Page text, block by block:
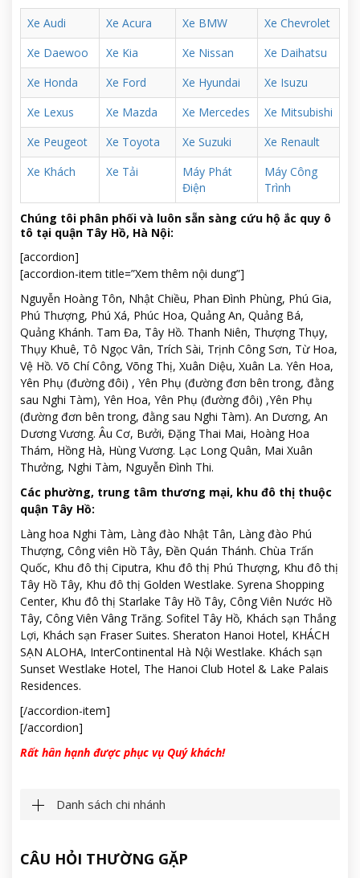
Xe Audi Xe Acura Xe BMW
Xe Chevrolet
Xe Daewoo
Xe Kia Xe Nissan
Xe Daihatsu
Xe Honda
Xe Ford Xe Hyundai
Xe Isuzu
Xe Lexus
Xe Mazda Xe Mercedes
Xe Mitsubishi
Xe Peugeot
Xe Toyota Xe Suzuki
Xe Renault
Xe Khách
Xe Tải
Máy Phát
Điện
Máy Công
Trình
Chúng tôi phân phối và luôn sẵn sàng cứu hộ ắc quy ô
tô tại quận Tây Hồ, Hà Nội:
[accordion]
[accordion-item title=”Xem thêm nội dung”]
Nguyễn Hoàng Tôn, Nhật Chiều, Phan Đình Phùng, Phú Gia,
Phú Thượng, Phú Xá, Phúc Hoa, Quảng An, Quảng Bá,
Quảng Khánh. Tam Đa, Tây Hồ. Thanh Niên, Thượng Thụy,
Thụy Khuê, Tô Ngọc Vân, Trích Sài, Trịnh Công Sơn, Từ Hoa,
Vệ Hồ. Võ Chí Công, Võng Thị, Xuân Diệu, Xuân La. Yên Hoa,
Yên Phụ (đường đôi) , Yên Phụ (đường đơn bên trong, đằng
sau Nghi Tàm), Yên Hoa, Yên Phụ (đường đôi) ,Yên Phụ
(đường đơn bên trong, đằng sau Nghi Tàm). An Dương, An
Dương Vương. Âu Cơ, Bưởi, Đặng Thai Mai, Hoàng Hoa
Thám, Hồng Hà, Hùng Vương. Lạc Long Quân, Mai Xuân
Thưởng, Nghi Tàm, Nguyễn Đình Thi.
Các phường, trung tâm thương mại, khu đô thị thuộc
quận Tây Hồ:
Làng hoa Nghi Tàm, Làng đào Nhật Tân, Làng đào Phú
Thượng, Công viên Hồ Tây, Đền Quán Thánh. Chùa Trấn
Quốc, Khu đô thị Ciputra, Khu đô thị Phú Thượng, Khu đô thị
Tây Hồ Tây, Khu đô thị Golden Westlake. Syrena Shopping
Center, Khu đô thị Starlake Tây Hồ Tây, Công Viên Nước Hồ
Tây, Công Viên Vâng Trăng. Sofitel Tây Hồ, Khách sạn Thắng
Lợi, Khách sạn Fraser Suites. Sheraton Hanoi Hotel, KHÁCH
SẠN ALOHA, InterContinental Hà Nội Westlake. Khách sạn
Sunset Westlake Hotel, The Hanoi Club Hotel & Lake Palais
Residences.
[/accordion-item]
[/accordion]
Rất hân hạnh được phục vụ Quý khách!
Danh sách chi nhánh
CÂU HỎI THƯỜNG GẶP